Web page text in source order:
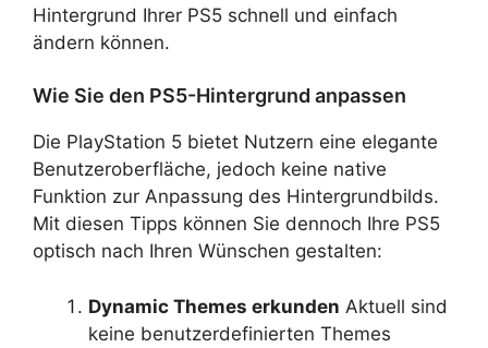
Hintergrund Ihrer PS5 schnell und einfach
ändern können.
Wie Sie den PS5-Hintergrund anpassen
Die PlayStation 5 bietet Nutzern eine elegante
Benutzeroberfläche, jedoch keine native
Funktion zur Anpassung des Hintergrundbilds.
Mit diesen Tipps können Sie dennoch Ihre PS5
optisch nach Ihren Wünschen gestalten:
Dynamic Themes erkunden Aktuell sind
keine benutzerdefinierten Themes